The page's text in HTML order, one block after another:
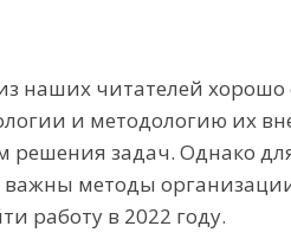
наших читателей
и методологию их
задач. Однако
важны методы
работу в 2022 году.